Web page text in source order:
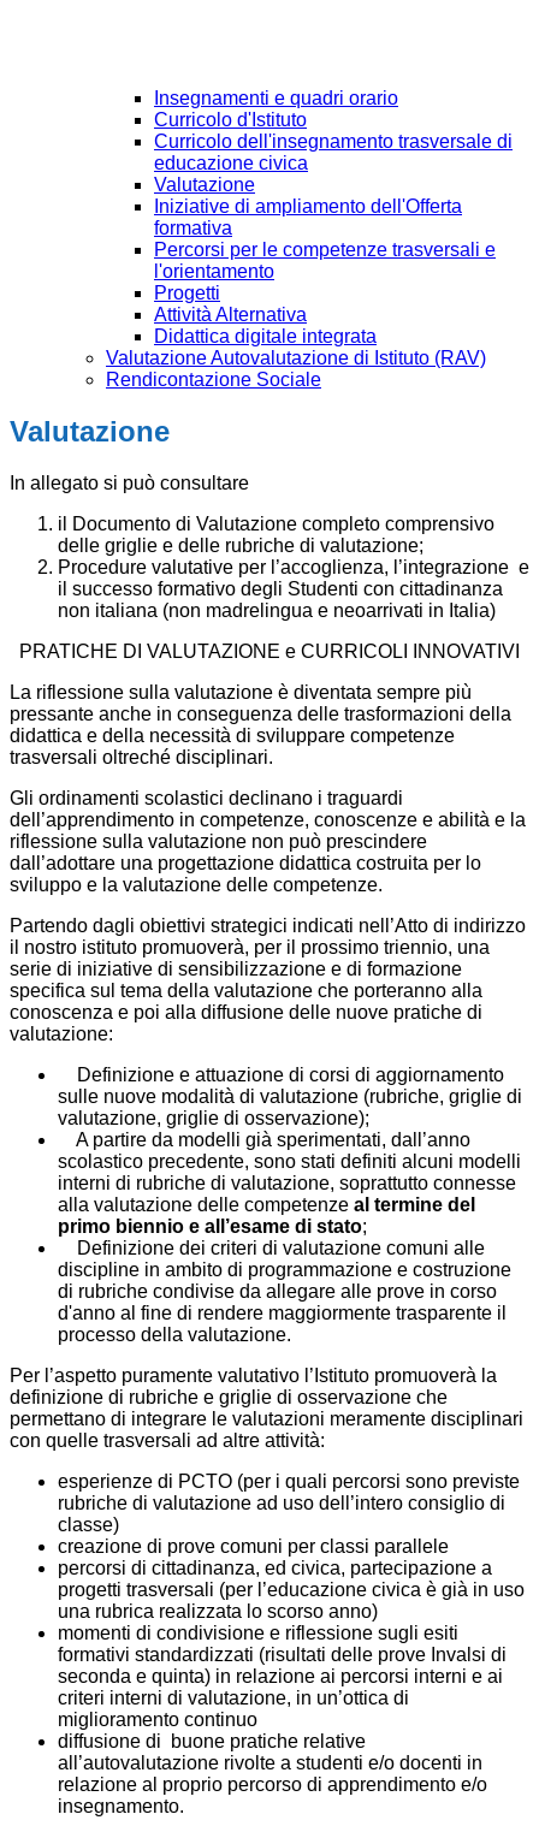
Insegnamenti e quadri orario
Curricolo d'Istituto
Curricolo dell'insegnamento trasversale di
educazione civica
Valutazione
Iniziative di ampliamento dell'Offerta
formativa
Percorsi per le competenze trasversali e
l'orientamento
Progetti
Attività Alternativa
Didattica digitale integrata
Valutazione Autovalutazione di Istituto (RAV)
Rendicontazione Sociale
Valutazione
In allegato si può consultare
il Documento di Valutazione completo comprensivo
delle griglie e delle rubriche di valutazione;
Procedure valutative per l’accoglienza, l’integrazione e
il successo formativo degli Studenti con cittadinanza
non italiana (non madrelingua e neoarrivati in Italia)
PRATICHE DI VALUTAZIONE e CURRICOLI INNOVATIVI
La riflessione sulla valutazione è diventata sempre più
pressante anche in conseguenza delle trasformazioni della
didattica e della necessità di sviluppare competenze
trasversali oltreché disciplinari.
Gli ordinamenti scolastici declinano i traguardi
dell’apprendimento in competenze, conoscenze e abilità e la
riflessione sulla valutazione non può prescindere
dall’adottare una progettazione didattica costruita per lo
sviluppo e la valutazione delle competenze.
Partendo dagli obiettivi strategici indicati nell’Atto di indirizzo
il nostro istituto promuoverà, per il prossimo triennio, una
serie di iniziative di sensibilizzazione e di formazione
specifica sul tema della valutazione che porteranno alla
conoscenza e poi alla diffusione delle nuove pratiche di
valutazione:
Definizione e attuazione di corsi di aggiornamento
sulle nuove modalità di valutazione (rubriche, griglie di
valutazione, griglie di osservazione);
A partire da modelli già sperimentati, dall’anno
scolastico precedente, sono stati definiti alcuni modelli
interni di rubriche di valutazione, soprattutto connesse
alla valutazione delle competenze al termine del
primo biennio e all’esame di stato;
Definizione dei criteri di valutazione comuni alle
discipline in ambito di programmazione e costruzione
di rubriche condivise da allegare alle prove in corso
d'anno al fine di rendere maggiormente trasparente il
processo della valutazione.
Per l’aspetto puramente valutativo l’Istituto promuoverà la
definizione di rubriche e griglie di osservazione che
permettano di integrare le valutazioni meramente disciplinari
con quelle trasversali ad altre attività:
esperienze di PCTO (per i quali percorsi sono previste
rubriche di valutazione ad uso dell’intero consiglio di
classe)
creazione di prove comuni per classi parallele
percorsi di cittadinanza, ed civica, partecipazione a
progetti trasversali (per l’educazione civica è già in uso
una rubrica realizzata lo scorso anno)
momenti di condivisione e riflessione sugli esiti
formativi standardizzati (risultati delle prove Invalsi di
seconda e quinta) in relazione ai percorsi interni e ai
criteri interni di valutazione, in un’ottica di
miglioramento continuo
diffusione di buone pratiche relative
all’autovalutazione rivolte a studenti e/o docenti in
relazione al proprio percorso di apprendimento e/o
insegnamento.